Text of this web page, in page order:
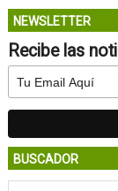
NEWSLETTER
Recibe las
BUSCADOR